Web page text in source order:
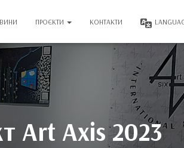
ПРОЄКТИ КОНТАКТИ
Art Axis 2023